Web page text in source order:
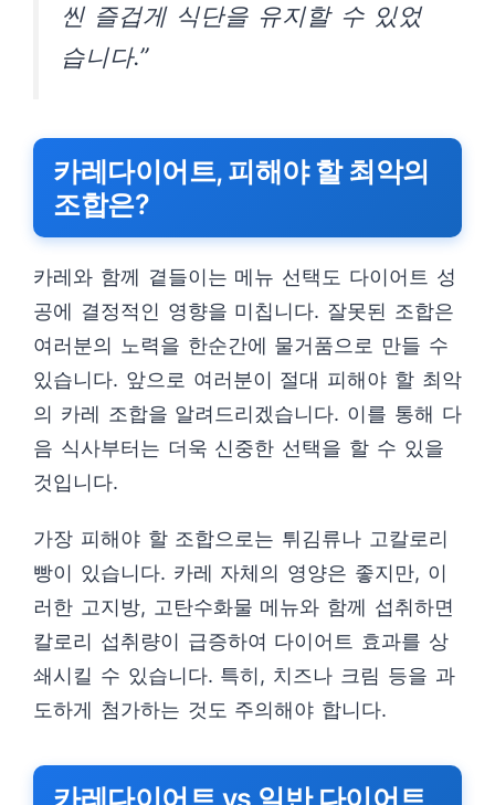
씬 즐겁게 식단을 유지할 수 있었
습니다.”
카레다이어트, 피해야 할 최악의
조합은?
카레와 함께 곁들이는 메뉴 선택도 다이어트 성
공에 결정적인 영향을 미칩니다. 잘못된 조합은
여러분의 노력을 한순간에 물거품으로 만들 수
있습니다. 앞으로 여러분이 절대 피해야 할 최악
의 카레 조합을 알려드리겠습니다. 이를 통해 다
음 식사부터는 더욱 신중한 선택을 할 수 있을
것입니다.
가장 피해야 할 조합으로는 튀김류나 고칼로리
빵이 있습니다. 카레 자체의 영양은 좋지만, 이
러한 고지방, 고탄수화물 메뉴와 함께 섭취하면
칼로리 섭취량이 급증하여 다이어트 효과를 상
쇄시킬 수 있습니다. 특히, 치즈나 크림 등을 과
도하게 첨가하는 것도 주의해야 합니다.
카레다이어트 vs 일반 다이어트,